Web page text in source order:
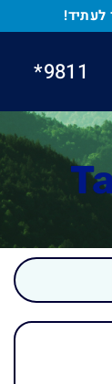
9811*